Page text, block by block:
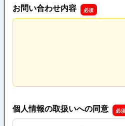
お問い合わせ内容
お問い合わせ内容
個人情報の取扱いへの同意